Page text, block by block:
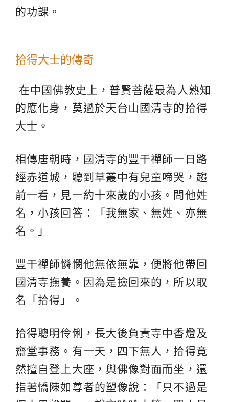
的功課。
拾得大士的傳奇
在中國佛教史上，普賢菩薩最為人熟知
的應化身，莫過於天台山國清寺的拾得
大士。
相傳唐朝時，國清寺的豐干禪師一日路
經赤道城，聽到草叢中有兒童啼哭，趨
前一看，見一約十來歲的小孩。問他姓
名，小孩回答：「我無家、無姓、亦無
名。」
豐干禪師憐憫他無依無靠，便將他帶回
國清寺撫養。因為是撿回來的，所以取
名「拾得」。
拾得聰明伶俐，長大後負責寺中香燈及
齋堂事務。有一天，四下無人，拾得竟
然擅自登上大座，與佛像對面而坐，還
指著憍陳如尊者的塑像說：「只不過是